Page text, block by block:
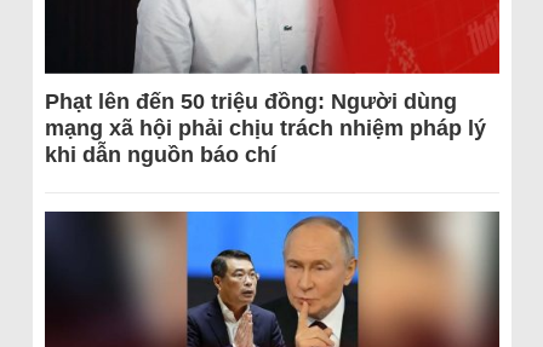
Phạt lên đến 50 triệu đồng: Người dùng
mạng xã hội phải chịu trách nhiệm pháp lý
khi dẫn nguồn báo chí